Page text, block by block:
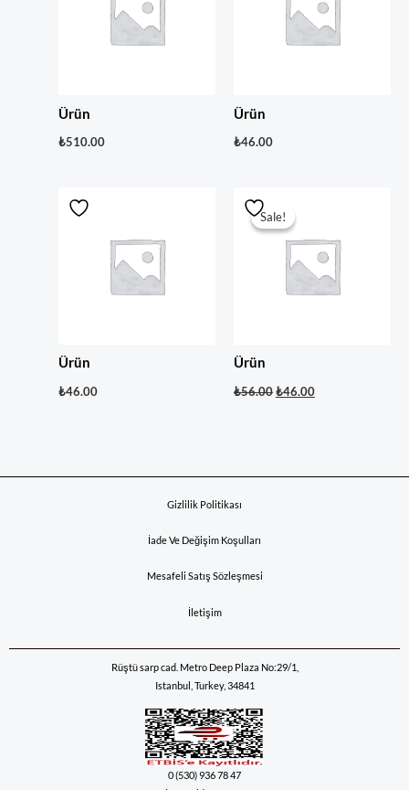
Ürün
₺510.00
Ürün
₺46.00
Ürün
₺46.00
Sale!
Sale!
Ürün
₺56.00
fiyat:
₺56.00.
₺46.00
₺46.00.
Gizlilik Politikası
İade Ve Değişim Koşulları
Mesafeli Satış Sözleşmesi
İletişim
Rüştü sarp cad. Metro Deep Plaza No:29/1,
Istanbul, Turkey, 34841
0 (530) 936 78 47